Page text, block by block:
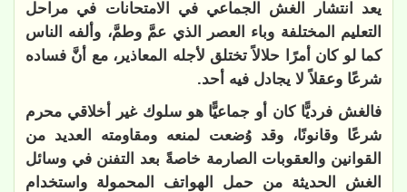
يعد انتشار الغش الجماعي في الامتحانات في مراحل
التعليم المختلفة وباء العصر الذي عمَّ وطمَّ، وألفه الناس
كما لو كان أمرًا حلالاً تختلق لأجله المعاذير، مع أنَّ فساده
شرعًا وعقلاً لا يجادل فيه أحد.
فالغش فرديًّا كان أو جماعيًّا هو سلوك غير أخلاقي محرم
شرعًا وقانونًا، وقد وُضعت لمنعه ومقاومته العديد من
القوانين والعقوبات الصارمة خاصةً بعد التفنن في وسائل
الغش الحديثة من حمل الهواتف المحمولة واستخدام